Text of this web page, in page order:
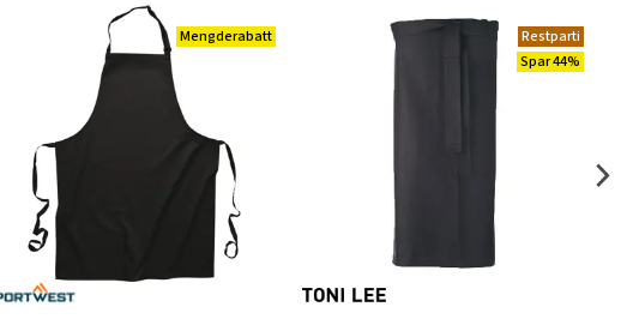
Mengderabatt
Restparti
Spar 44%